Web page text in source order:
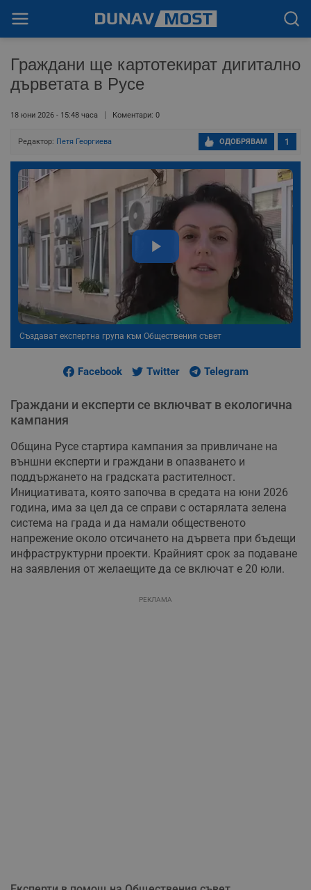
Граждани ще картотекират дигитално
дърветата в Русе
18 юни 2026 - 15:48 часа Коментари: 0
Редактор: Петя Георгиева 1
ОДОБРЯВАМ
Създават експертна група към Обществения съвет
Facebook Twitter Telegram
Граждани и експерти се включват в екологична
кампания
Община Русе стартира кампания за привличане на
външни експерти и граждани в опазването и
поддържането на градската растителност.
Инициативата, която започва в средата на юни 2026
година, има за цел да се справи с остарялата зелена
система на града и да намали общественото
напрежение около отсичането на дървета при бъдещи
инфраструктурни проекти. Крайният срок за подаване
на заявления от желаещите да се включат е 20 юли.
РЕКЛАМА